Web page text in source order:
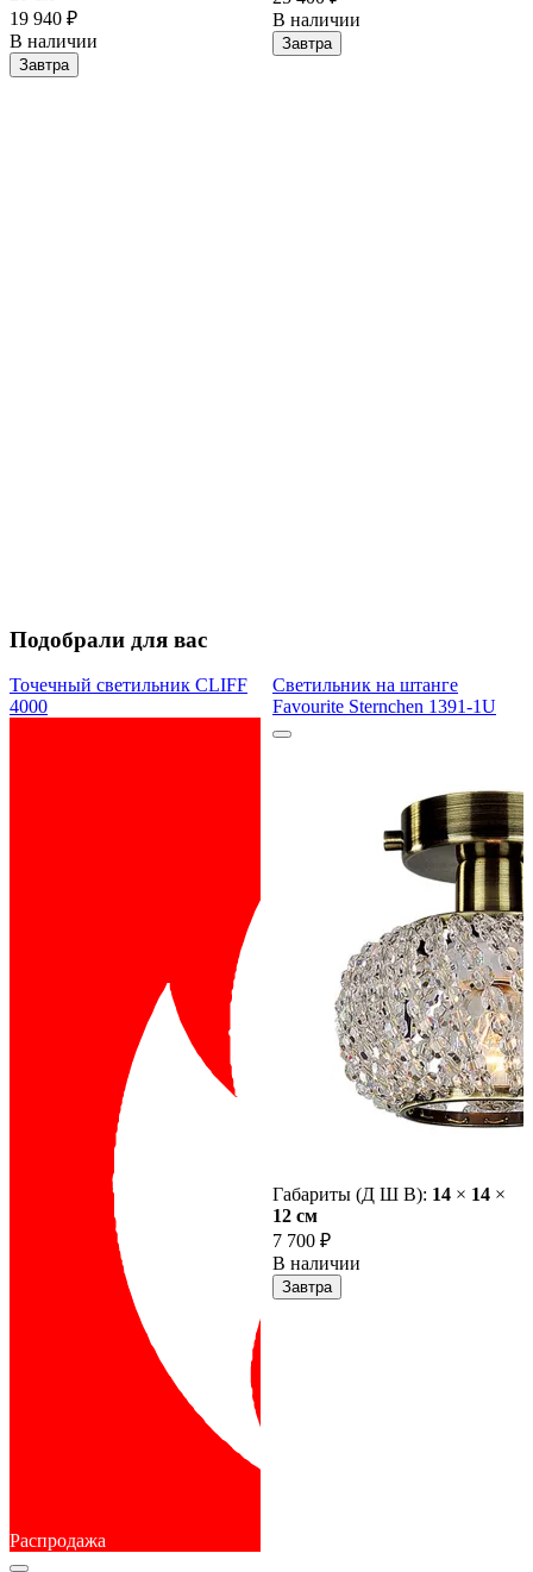
19 940 ₽
В наличии
Завтра
В наличии
Завтра
Подобрали для вас
Точечный светильник CLIFF
4000
Распродажа
Светильник на штанге
Favourite Sternchen 1391-1U
Габариты (Д Ш В): 14 × 14 ×
12 cм
7 700 ₽
В наличии
Завтра